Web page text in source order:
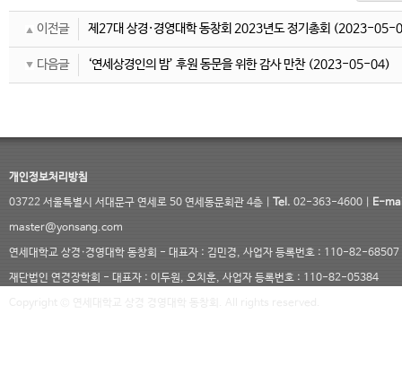
이전글 제27대 상경·경영대학 동창회 2023년도 정기총회 (2023-05-
다음글 ‘연세상경인의 밤’ 후원 동문을 위한 감사 만찬(2023-05-04)
개인정보처리방침
03722 서울특별시 서대문구 연세로 50 연세동문회관 4층 |
Tel. 02-363-4600 | E-
master@yonsang.com
연세대학교 상경·경영대학 동창회 - 대표자 : 김민경, 사업자 등록번호 : 110-82-68507
재단법인 연경장학회 - 대표자 : 이두원, 오치훈, 사업자 등록번호 : 110-82-05384